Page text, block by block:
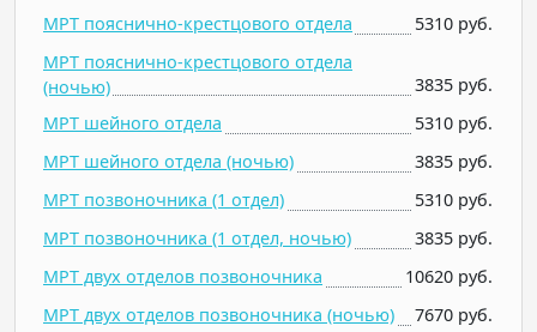
МРТ пояснично-крестцового отдела
5310 руб.
МРТ пояснично-крестцового отдела
(ночью)
3835 руб.
МРТ шейного отдела
5310 руб.
МРТ шейного отдела (ночью)
3835 руб.
МРТ позвоночника (1 отдел)
5310 руб.
МРТ позвоночника (1 отдел, ночью)
3835 руб.
МРТ двух отделов позвоночника
10620 руб.
МРТ двух отделов позвоночника (ночью)
7670 руб.